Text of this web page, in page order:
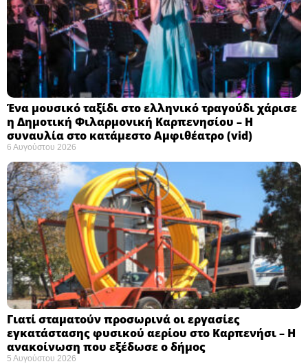
Ένα μουσικό ταξίδι στο ελληνικό τραγούδι χάρισε
η Δημοτική Φιλαρμονική Καρπενησίου – Η
συναυλία στο κατάμεστο Αμφιθέατρο (vid)
6 Αυγούστου 2026
Γιατί σταματούν προσωρινά οι εργασίες
εγκατάστασης φυσικού αερίου στο Καρπενήσι – Η
ανακοίνωση που εξέδωσε ο δήμος
5 Αυγούστου 2026